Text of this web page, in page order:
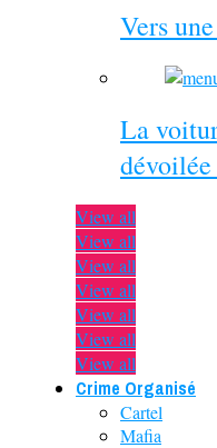
Vers
La
View all
View all
View all
View all
View all
View all
View all
Crime Organisé
Cartel
Mafia